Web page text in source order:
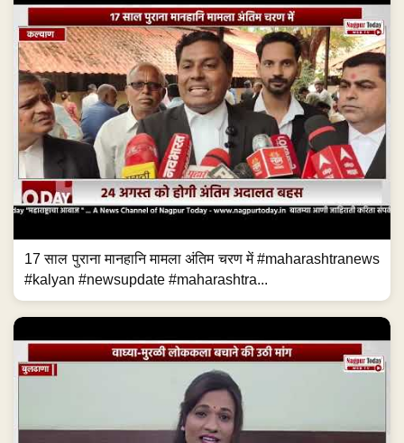
17 साल पुराना मानहानि मामला अंतिम चरण में #maharashtranews
#kalyan #newsupdate #maharashtra...